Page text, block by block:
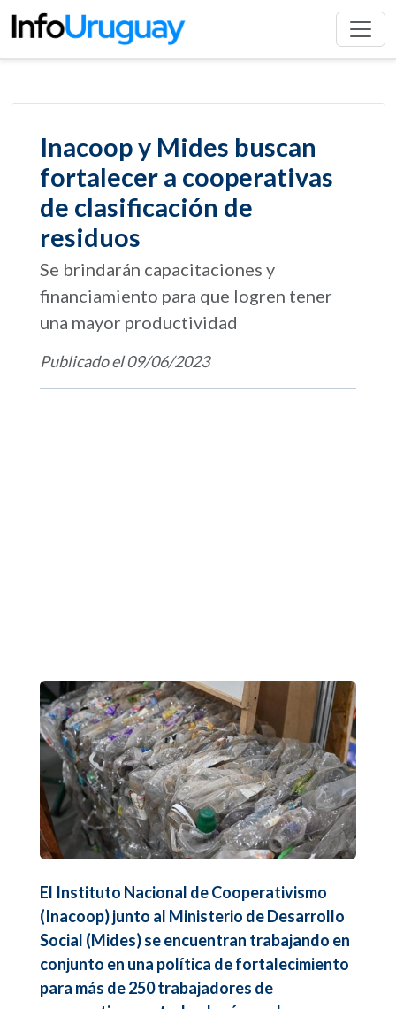
Inacoop y Mides buscan
fortalecer a cooperativas
de clasificación de
residuos
Se brindarán capacitaciones y
financiamiento para que logren tener
una mayor productividad
Publicado el 09/06/2023
El Instituto Nacional de Cooperativismo
(Inacoop) junto al Ministerio de Desarrollo
Social (Mides) se encuentran trabajando en
conjunto en una política de fortalecimiento
para más de 250 trabajadores de